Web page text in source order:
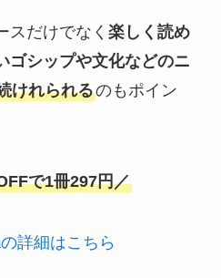
スだけでなく 楽しく読め
ゴシップや文化などのニ
けれられるのもポイン
で1冊297円／
詳細はこちら